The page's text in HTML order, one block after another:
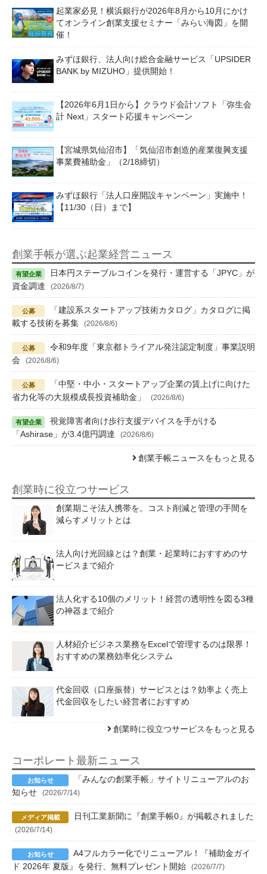
起業家必見！横浜銀行が2026年8月から10月にかけ
てオンライン創業支援セミナー「みらい海図」を開
催！
みずほ銀行、法人向け総合金融サービス「UPSIDER
BANK by MIZUHO」提供開始！
【2026年6月1日から】クラウド会計ソフト「弥生会
計 Next」スタート応援キャンペーン
【宮城県気仙沼市】「気仙沼市創造的産業復興支援
事業費補助金」（2/18締切）
みずほ銀行「法人口座開設キャンペーン」実施中！
【11/30（日）まで】
創業手帳が選ぶ起業経営ニュース
日本円ステーブルコインを発行・運営する「JPYC」が
資金調達
(2026/8/7)
「建設系スタートアップ技術カタログ」カタログに掲
載する技術を募集
(2026/8/6)
令和9年度「東京都トライアル発注認定制度」事業説明
会
(2026/8/6)
「中堅・中小・スタートアップ企業の賃上げに向けた
省力化等の大規模成長投資補助金」
(2026/8/6)
視覚障害者向け歩行支援デバイスを手がける
「Ashirase」が3.4億円調達
(2026/8/6)
創業手帳ニュースをもっと見る
創業時に役立つサービス
創業期こそ法人携帯を。コスト削減と管理の手間を
減らすメリットとは
法人向け光回線とは？創業・起業時におすすめのサ
ービスまで紹介
法人化する10個のメリット！経営の透明性を図る3種
の神器まで紹介
人材紹介ビジネス業務をExcelで管理するのは限界！
おすすめの業務効率化システム
代金回収（口座振替）サービスとは？効率よく売上
代金回収をしたい経営者におすすめ
創業時に役立つサービスをもっと見る
コーポレート最新ニュース
「みんなの創業手帳」サイトリニューアルのお
知らせ
(2026/7/14)
日刊工業新聞に『創業手帳0』が掲載されました
(2026/7/14)
A4フルカラー化でリニューアル！『補助金ガイ
ド 2026年 夏版』を発行、無料プレゼント開始
(2026/7/7)